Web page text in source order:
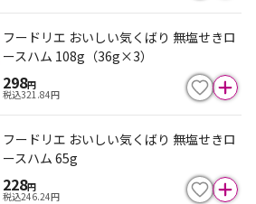
フードリエ おいしい気くばり 無塩せきロ
ースハム 108g（36g×3）
298円
税込321.84円
フードリエ おいしい気くばり 無塩せきロ
ースハム 65g
228円
税込246.24円